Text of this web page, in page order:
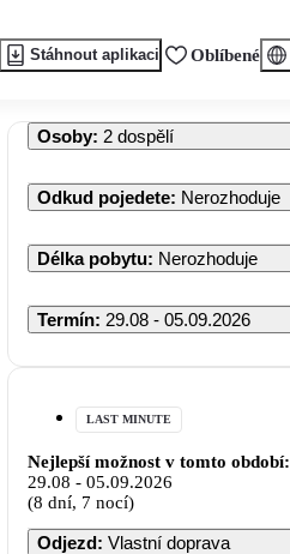
Stáhnout aplikaci Oblíbené
Osoby: 2 dospělí
Odkud pojedete: Nerozhoduje
Délka pobytu: Nerozhoduje
Termín: 29.08 - 05.09.2026
LAST MINUTE
Nejlepší možnost v tomto období:
29.08 - 05.09.2026
(8 dní, 7 nocí)
Odjezd: Vlastní doprava